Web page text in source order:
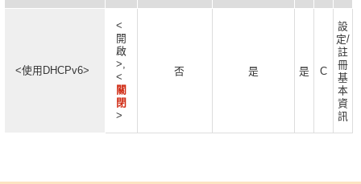
<使用DHCPv6>
<
開
啟
>,
<
關
閉
>
否 是 是 C
設
定/
註
冊
基
本
資
訊